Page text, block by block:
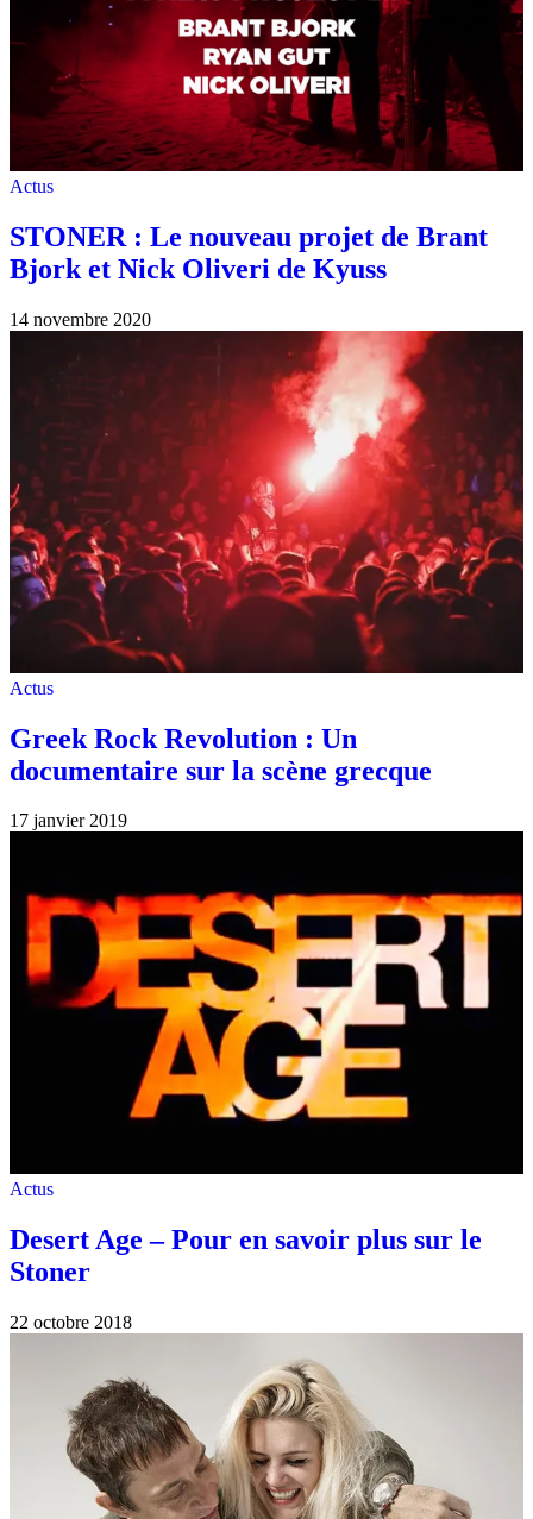
Actus
STONER : Le nouveau projet de Brant
Bjork et Nick Oliveri de Kyuss
14 novembre 2020
Actus
Greek Rock Revolution : Un
documentaire sur la scène grecque
17 janvier 2019
Actus
Desert Age – Pour en savoir plus sur le
Stoner
22 octobre 2018